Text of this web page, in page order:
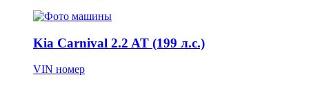
Kia Carnival 2.2 AT (199 л.с.)
VIN номер